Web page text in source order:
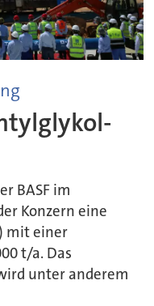
BASF im
Konzern eine
mit einer
t/a. Das
unter anderem